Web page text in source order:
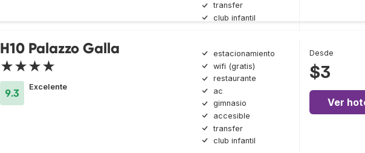
transfer
club infantil
H10 Palazzo Galla
★★★★
9.3
Excelente
estacionamiento
wifi (gratis)
restaurante
ac
gimnasio
accesible
transfer
club infantil
Desde
$3
Ver